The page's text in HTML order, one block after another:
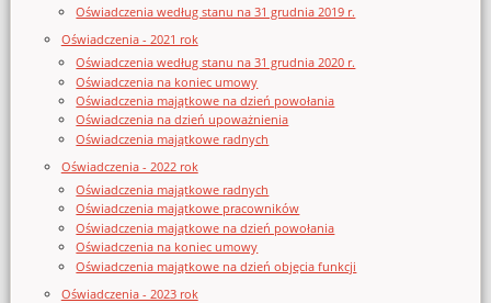
Oświadczenia według stanu na 31 grudnia 2019 r.
Oświadczenia - 2021 rok
Oświadczenia według stanu na 31 grudnia 2020 r.
Oświadczenia na koniec umowy
Oświadczenia majątkowe na dzień powołania
Oświadczenia na dzień upoważnienia
Oświadczenia majątkowe radnych
Oświadczenia - 2022 rok
Oświadczenia majątkowe radnych
Oświadczenia majątkowe pracowników
Oświadczenia majątkowe na dzień powołania
Oświadczenia na koniec umowy
Oświadczenia majątkowe na dzień objęcia funkcji
Oświadczenia - 2023 rok